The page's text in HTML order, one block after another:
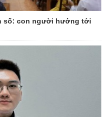
số: con người hướng tới